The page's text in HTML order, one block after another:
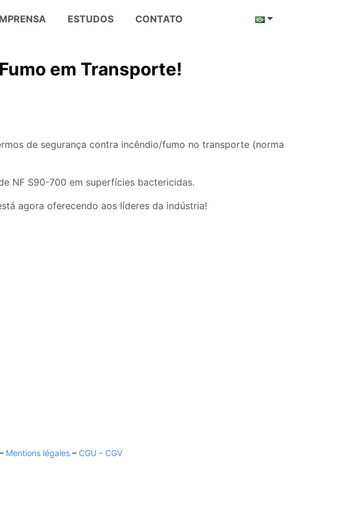
ESTUDOS CONTATO
em Transporte!
de segurança contra incêndio/fumo no transporte (norma
NF S90-700 em superfícies bactericidas.
agora oferecendo aos líderes da indústria!
Mentions légales – CGU – CGV